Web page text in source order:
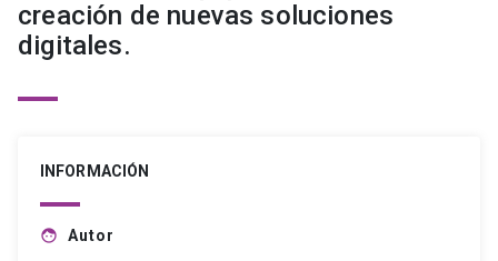
creación de nuevas soluciones
digitales.
INFORMACIÓN
face Autor